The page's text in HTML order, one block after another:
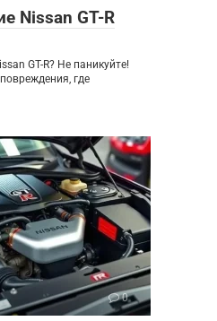
Nissan GT-R
GT-R? Не паникуйте!
где
0